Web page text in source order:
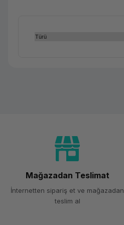
Türü
Mağazadan Teslimat
İnternetten sipariş et ve mağazadan
teslim al